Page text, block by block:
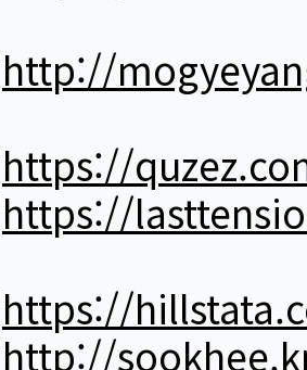
http://
https://
https://
https://
http://